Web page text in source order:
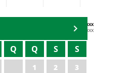
AGENDA DX XXXX XXXXXXXXXXX
Xxxxx Xxxxxxxxx
Q Q S S
1 2
3